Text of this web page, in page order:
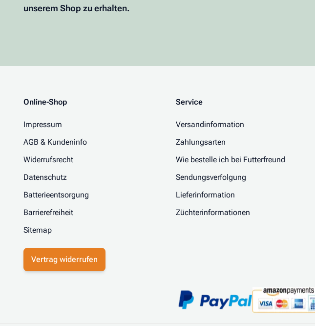
unserem Shop zu erhalten.
Online-Shop
Impressum
AGB & Kundeninfo
Widerrufsrecht
Datenschutz
Batterieentsorgung
Barrierefreiheit
Sitemap
Service
Versandinformation
Zahlungsarten
Wie bestelle ich bei Futterfreund
Sendungsverfolgung
Lieferinformation
Züchterinformationen
Vertrag widerrufen